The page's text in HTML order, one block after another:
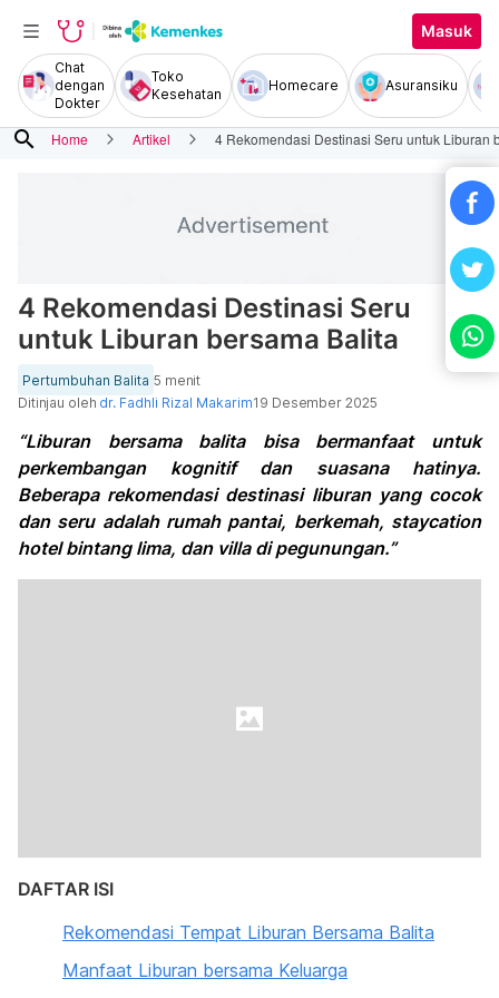
Masuk
Chat
dengan
Dokter
Toko
Kesehatan
Homecare Asuransiku
search Home Artikel 4 Rekomendasi Destinasi Seru untuk Liburan
4 Rekomendasi Destinasi Seru
untuk Liburan bersama Balita
Pertumbuhan Balita 5 menit
Ditinjau oleh dr. Fadhli Rizal Makarim19 Desember 2025
“Liburan bersama balita bisa bermanfaat untuk
perkembangan kognitif dan suasana hatinya.
Beberapa rekomendasi destinasi liburan yang cocok
dan seru adalah rumah pantai, berkemah, staycation
hotel bintang lima, dan villa di pegunungan.”
DAFTAR ISI
Rekomendasi Tempat Liburan Bersama Balita
Manfaat Liburan bersama Keluarga